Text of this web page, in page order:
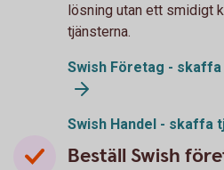
lösning utan ett smidigt
tjänsterna.
Swish Företag -
Swish Handel - skaffa
Beställ Swish